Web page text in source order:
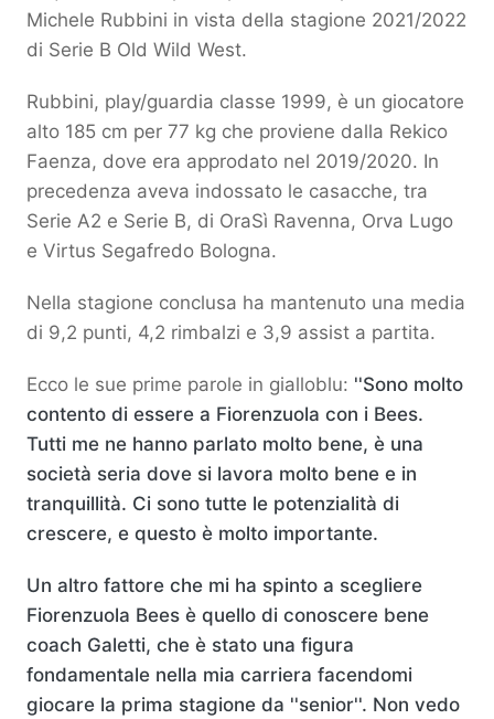
Michele Rubbini in vista della stagione 2021/2022
di Serie B Old Wild West.
Rubbini, play/guardia classe 1999, è un giocatore
alto 185 cm per 77 kg che proviene dalla Rekico
Faenza, dove era approdato nel 2019/2020. In
precedenza aveva indossato le casacche, tra
Serie A2 e Serie B, di OraSì Ravenna, Orva Lugo
e Virtus Segafredo Bologna.
Nella stagione conclusa ha mantenuto una media
di 9,2 punti, 4,2 rimbalzi e 3,9 assist a partita.
Ecco le sue prime parole in gialloblu: ''Sono molto
contento di essere a Fiorenzuola con i Bees.
Tutti me ne hanno parlato molto bene, è una
società seria dove si lavora molto bene e in
tranquillità. Ci sono tutte le potenzialità di
crescere, e questo è molto importante.
Un altro fattore che mi ha spinto a scegliere
Fiorenzuola Bees è quello di conoscere bene
coach Galetti, che è stato una figura
fondamentale nella mia carriera facendomi
giocare la prima stagione da ''senior''. Non vedo